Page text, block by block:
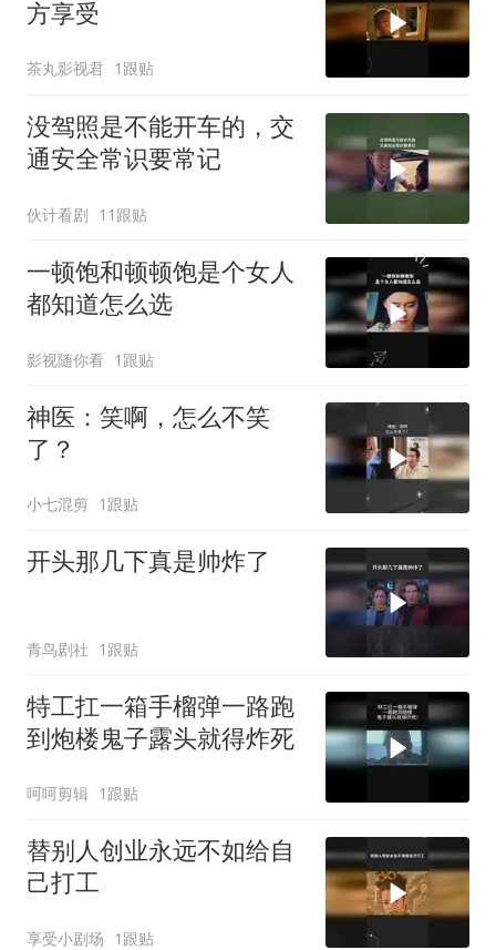
方享受
茶丸影视君 1跟贴
没驾照是不能开车的，交
通安全常识要常记
伙计看剧 11跟贴
一顿饱和顿顿饱是个女人
都知道怎么选
影视随你看 1跟贴
神医：笑啊，怎么不笑
了？
小七混剪 1跟贴
开头那几下真是帅炸了
青鸟剧社 1跟贴
特工扛一箱手榴弹一路跑
到炮楼鬼子露头就得炸死
呵呵剪辑 1跟贴
替别人创业永远不如给自
己打工
享受小剧场 1跟贴